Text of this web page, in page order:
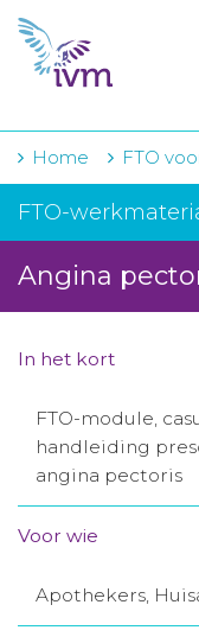
VMI
FTO
IVM-academie
Zorginstellingen
Over IVM
Actueel
Contact
Winkelwagentje
Home FTO
FTO-
Angina
In het kort
FTO-module,
handleiding
angina pectoris
Voor wie
Apothekers,